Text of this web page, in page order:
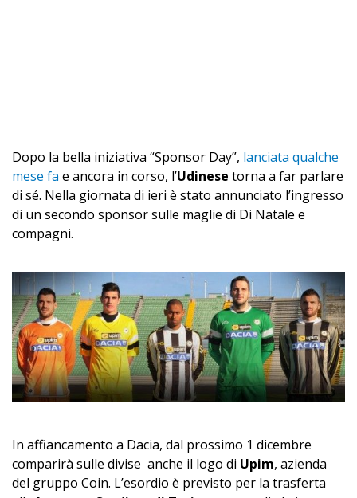
Dopo la bella iniziativa “Sponsor Day”, lanciata qualche
mese fa e ancora in corso, l’Udinese torna a far parlare
di sé. Nella giornata di ieri è stato annunciato l’ingresso
di un secondo sponsor sulle maglie di Di Natale e
compagni.
In affiancamento a Dacia, dal prossimo 1 dicembre
comparirà sulle divise anche il logo di Upim, azienda
del gruppo Coin. L’esordio è previsto per la trasferta